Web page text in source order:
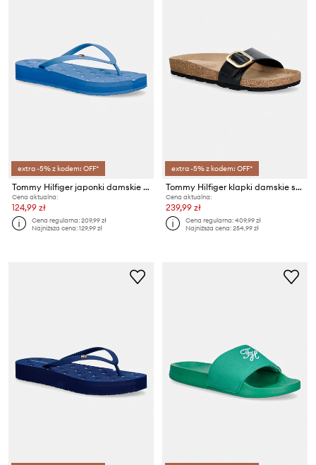
extra -5% z kodem: OFF*
Tommy Hilfiger japonki damskie TH CRITTER SANDAL
Cena aktualna:
124,99 zł
Cena regularna:209,99 zł
Najniższa cena:129,99 zł
extra -5% z kodem: OFF*
Tommy Hilfiger klapki damskie skórzane TH CLASSIC CORK SANDAL PEARL LTH
Cena aktualna:
239,99 zł
Cena regularna:409,99 zł
Najniższa cena:254,99 zł